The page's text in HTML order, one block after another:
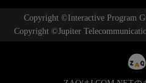
Copyright ©Interactive Program
Copyright ©Jupiter